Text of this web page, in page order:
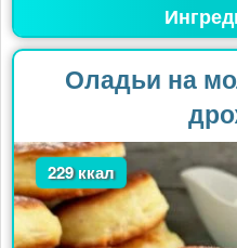
Оладьи на
229 ккал